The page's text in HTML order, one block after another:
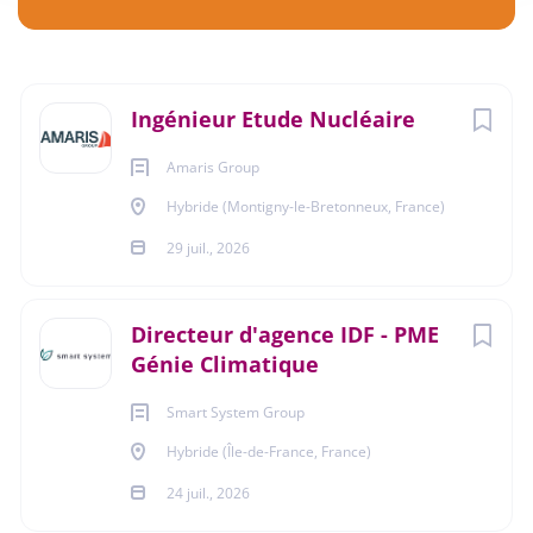
Ingénieur Etude Nucléaire
Amaris Group
Hybride (Montigny-le-Bretonneux, France)
29 juil., 2026
Directeur d'agence IDF - PME
Génie Climatique
Smart System Group
Hybride (Île-de-France, France)
24 juil., 2026
29 juil., 2026
CDI
Vous cherchez une entreprise spécialisée, à taille